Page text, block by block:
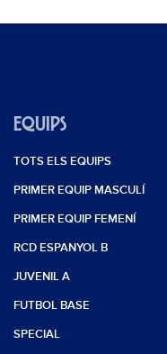
EQUIPS
TOTS ELS EQUIPS
PRIMER EQUIP MASCULÍ
PRIMER EQUIP FEMENÍ
RCD ESPANYOL B
JUVENIL A
FUTBOL BASE
SPECIAL